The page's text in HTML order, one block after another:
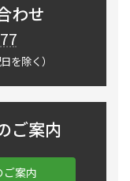
わせ
を除く）
ご案内
ご案内